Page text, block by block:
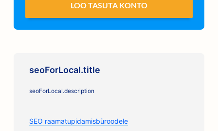
LOO TASUTA KONTO
seoForLocal.title
seoForLocal.description
SEO raamatupidamisbüroodele